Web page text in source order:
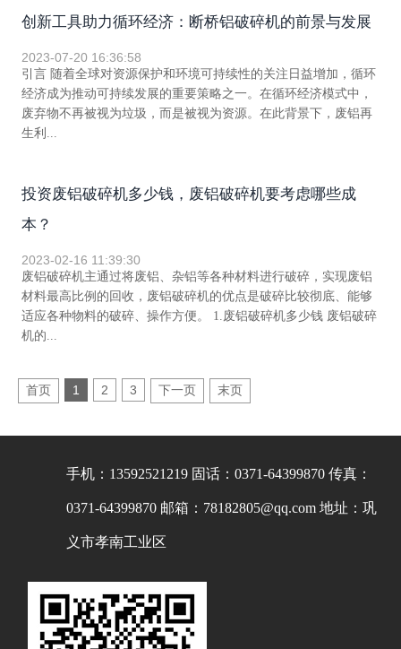
创新工具助力循环经济：断桥铝破碎机的前景与发展
2023-07-20 16:36:58
引言 随着全球对资源保护和环境可持续性的关注日益增加，循环
经济成为推动可持续发展的重要策略之一。在循环经济模式中，
废弃物不再被视为垃圾，而是被视为资源。在此背景下，废铝再
生利...
投资废铝破碎机多少钱，废铝破碎机要考虑哪些成
本？
2023-02-16 11:39:30
废铝破碎机主通过将废铝、杂铝等各种材料进行破碎，实现废铝
材料最高比例的回收，废铝破碎机的优点是破碎比较彻底、能够
适应各种物料的破碎、操作方便。 1.废铝破碎机多少钱 废铝破碎
机的...
首页 1 2 3 下一页 末页
手机：13592521219 固话：0371-64399870 传真：
0371-64399870 邮箱：78182805@qq.com 地址：巩
义市孝南工业区